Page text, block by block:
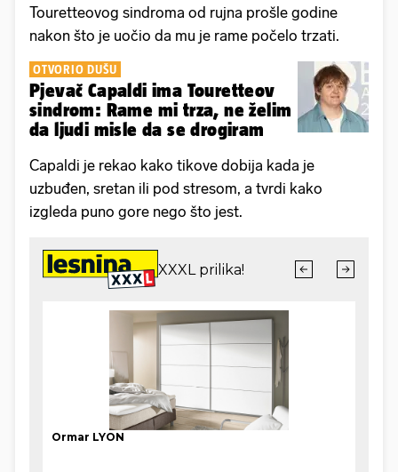
Touretteovog sindroma od rujna prošle godine
nakon što je uočio da mu je rame počelo trzati.
OTVORIO DUŠU
Pjevač Capaldi ima Touretteov
sindrom: Rame mi trza, ne želim
da ljudi misle da se drogiram
Capaldi je rekao kako tikove dobija kada je
uzbuđen, sretan ili pod stresom, a tvrdi kako
izgleda puno gore nego što jest.